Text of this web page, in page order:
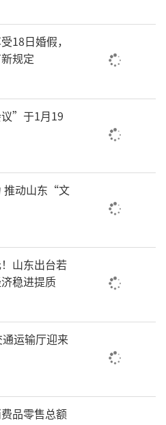
书。来人了，一进门，就看到我
做报告时讲到，8号下
看到新华社通稿，再是
点的新闻联播。三条新
小时坐着没有起身，连
国资委为何成立境外国
提出服务业扩能提质行
18日婚假，
规定
议”于1月19
推动山东“文
山东出台若
稳进提质
运输厅迎来
品零售总额